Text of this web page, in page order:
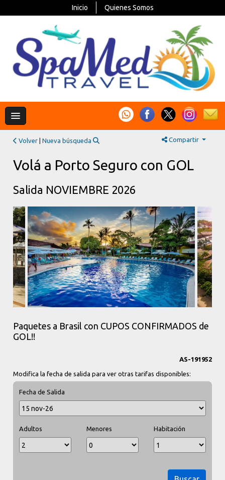
Inicio Quienes Somos
Volver |Nueva búsqueda Compartir
Volá a Porto Seguro con GOL
Salida NOVIEMBRE 2026
Paquetes a Brasil con CUPOS CONFIRMADOS de
GOL!!
AS-191952
Modifica la fecha de salida para ver otras tarifas disponibles:
Fecha de Salida
Adultos Menores Habitación